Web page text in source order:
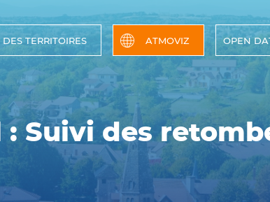
TERRITOIRES ATMOVIZ OPEN
Suivi des